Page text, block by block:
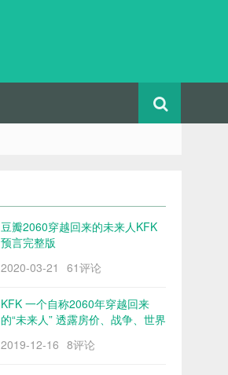
豆瓣2060穿越回来的未来人KFK
预言完整版
2020-03-21
61评论
KFK 一个自称2060年穿越回来
的“未来人” 透露房价、战争、世界
2019-12-16 8评论